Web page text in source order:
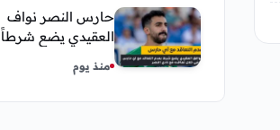
حارس النصر نواف
العقيدي يضع شرطاً
النادي
منذ يوم